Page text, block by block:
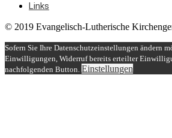
Links
© 2019 Evangelisch-Lutherische
Sofern Sie Ihre Datenschutzeinstellungen ändern
Einwilligungen, Widerruf bereits erteilter
nachfolgenden Button. Einstellungen